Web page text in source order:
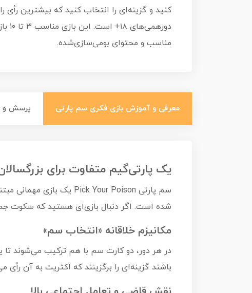
کنید و گزینه‌ای را انتخاب کنید که بیشترین رأی
مناسب و محتوای بومی‌سازی‌شده.
معرفی و آموزش بازی فکری سم پارتی پرسش و
یک پارتی‌گیم متفاوت برای
شده است. اگر دنبال بازی‌ای هستید که سکوت
مکانیزم خلاقانه «انتخاب سم»
در هر دور، دو کارت سم با هم ترکیب می‌شوند تا
باشند گزینه‌ای را برگزینند که اکثریت به آن رأی